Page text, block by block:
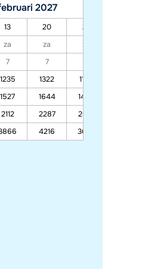
2027
13 20 27
za za za
7 7
1235 1322 1186
1527 1644 1462
2112 2287 2014
4216 3670